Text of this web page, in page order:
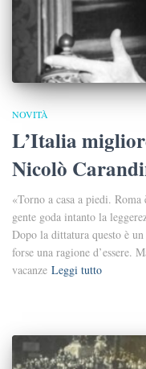
NOVITÀ
L’Italia
Nicolò
«Torno a casa a piedi.
gente goda intanto la
Dopo la dittatura questo è
forse una ragione d’essere.
vacanze Leggi tutto